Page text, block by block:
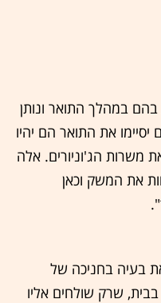
במהלך התואר ונותן
את התואר הם יהיו
משרות הג'וניורים. אלה
את המשק וכאן
בעיה בחניכה של
שרק שולחים אליו